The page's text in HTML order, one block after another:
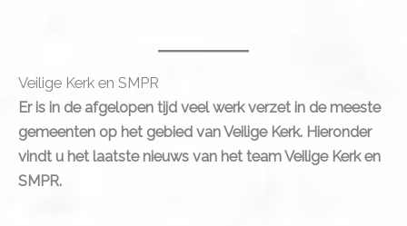
Veilige Kerk en SMPR
Er is in de afgelopen tijd veel werk verzet in de meeste
gemeenten op het gebied van Veilige Kerk. Hieronder
vindt u het laatste nieuws van het team Veilige Kerk en
SMPR.